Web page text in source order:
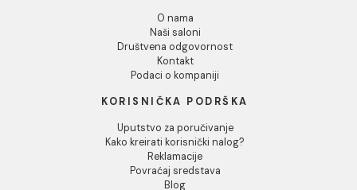
Lepak Mapei KERABOND T
Traka za izolaciju Mapei
MAPEBAND spoljasnji
ugao 270
1.294,00 RSD / KOM